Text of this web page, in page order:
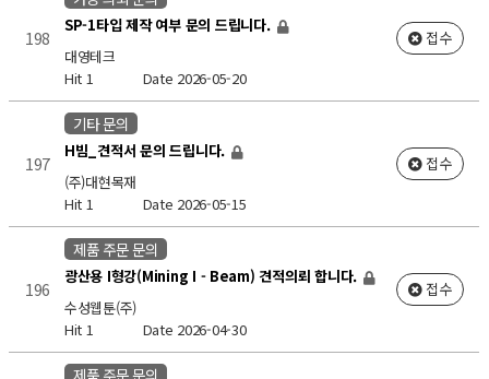
198
SP-1타입 제작 여부 문의 드립니다.
대영테크
Hit 1 Date 2026-05-20
접수
197
기타 문의
H빔_견적서 문의 드립니다.
(주)대현목재
Hit 1 Date 2026-05-15
접수
196
제품 주문 문의
광산용 I형강(Mining I - Beam) 견적의뢰 합니다.
수성웹툰(주)
Hit 1 Date 2026-04-30
접수
제품 주문 문의